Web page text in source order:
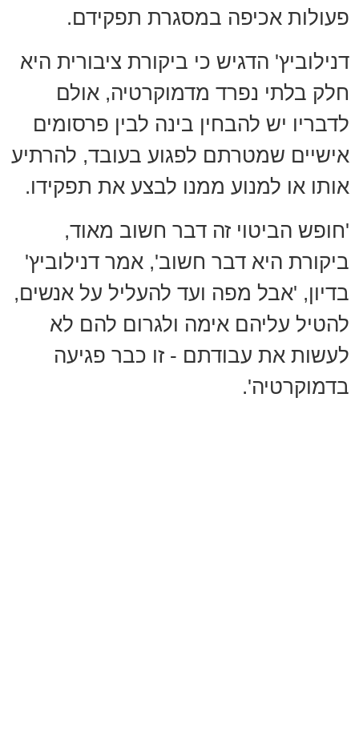
פעולות אכיפה במסגרת תפקידם.
דנילוביץ' הדגיש כי ביקורת ציבורית היא
חלק בלתי נפרד מדמוקרטיה, אולם
לדבריו יש להבחין בינה לבין פרסומים
אישיים שמטרתם לפגוע בעובד, להרתיע
אותו או למנוע ממנו לבצע את תפקידו.
'חופש הביטוי זה דבר חשוב מאוד,
ביקורת היא דבר חשוב', אמר דנילוביץ'
בדיון, 'אבל מפה ועד להעליל על אנשים,
להטיל עליהם אימה ולגרום להם לא
לעשות את עבודתם - זו כבר פגיעה
בדמוקרטיה'.